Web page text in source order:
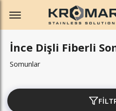
Offcanvas Menu Open
İnce Dişli Fiberli
Somunlar